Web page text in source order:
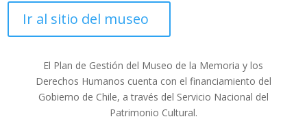
Ir al sitio del museo
El Plan de Gestión del Museo de la Memoria y los
Derechos Humanos cuenta con el financiamiento del
Gobierno de Chile, a través del Servicio Nacional del
Patrimonio Cultural.